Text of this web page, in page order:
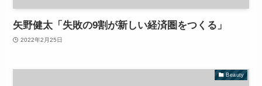
矢野健太「失敗の9割が新しい経済圏をつくる」
2022年2月25日
Beauty